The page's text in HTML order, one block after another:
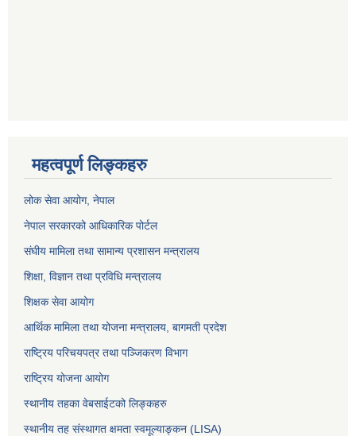
महत्वपूर्ण लिङ्कहरु
लोक सेवा आयोग, नेपाल
नेपाल सरकारको आधिकारिक पोर्टल
संघीय मामिला तथा सामान्य प्रशासन मन्त्रालय
शिक्षा, विज्ञान तथा प्रविधि मन्त्रालय
शिक्षक सेवा आयोग
आर्थिक मामिला तथा योजना मन्त्रालय, बागमती प्रदेश
राष्ट्रिय परिचयपत्र तथा पञ्जिकरण विभाग
राष्ट्रिय योजना आयोग
स्थानीय तहका वेबसाईटको लिङ्कहरु
स्थानीय तह संस्थागत क्षमता स्वमूल्याङ्कन (LISA)